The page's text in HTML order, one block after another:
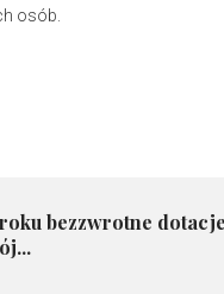
osób.
bezzwrotne